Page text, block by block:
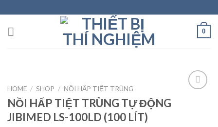
to
content
0
HOME / SHOP / NỒI HẤP TIỆT TRÙNG
NỒI HẤP TIỆT TRÙNG TỰ ĐỘNG
JIBIMED LS-100LD (100 LÍT)